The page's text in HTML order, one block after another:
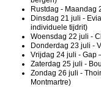
Rustdag - Maandag
Dinsdag 21 juli -
individuele tijdrit)
Woensdag 22 juli -
Donderdag 23 juli -
Vrijdag 24 juli - Gap
Zaterdag 25 juli -
Zondag 26 juli -
Montmartre)